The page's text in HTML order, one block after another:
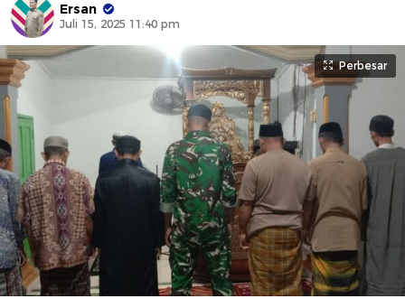
Ersan
Juli 15, 2025 11:40 pm
Perbesar